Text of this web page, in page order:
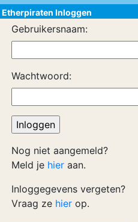
Etherpiraten Inloggen
Gebruikersnaam:
Wachtwoord:
Nog niet aangemeld?
Meld je hier aan.
Inloggegevens vergeten?
Vraag ze hier op.